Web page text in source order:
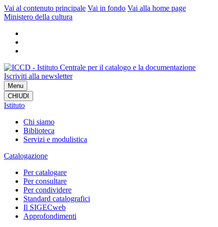
Vai al contenuto principale Vai in fondo Vai alla home page
Ministero della cultura
Iscriviti alla newsletter
Menu
CHIUDI
Istituto
Chi siamo
Biblioteca
Servizi e modulistica
Catalogazione
Per catalogare
Per consultare
Per condividere
Standard catalografici
Il SIGECweb
Approfondimenti